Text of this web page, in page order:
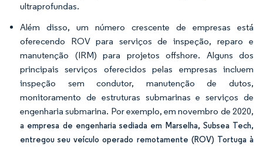
ultraprofundas.
Além disso, um número crescente de empresas está
oferecendo ROV para serviços de inspeção, reparo e
manutenção (IRM) para projetos offshore. Alguns dos
principais serviços oferecidos pelas empresas incluem
inspeção sem condutor, manutenção de dutos,
monitoramento de estruturas submarinas e serviços de
engenharia submarina. Por exemplo, em novembro de 2020,
a empresa de engenharia sediada em Marselha, Subsea Tech,
entregou seu veículo operado remotamente (ROV) Tortuga à